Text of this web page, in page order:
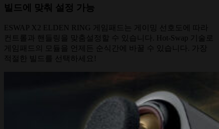
빌드에 맞춰 설정 가능
ESWAP X2 ELDEN RING 게임패드는 게이밍 선호도에 따라
컨트롤과 핸들링을 맞춤설정할 수 있습니다. Hot-Swap 기술로
게임패드의 모듈을 언제든 순식간에 바꿀 수 있습니다. 가장
적절한 빌드를 선택하세요!